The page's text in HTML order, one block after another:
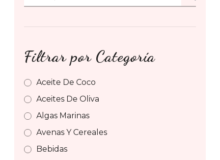
for:
Filtrar por Categoría
Aceite De Coco
Aceites De Oliva
Algas Marinas
Avenas Y Cereales
Bebidas